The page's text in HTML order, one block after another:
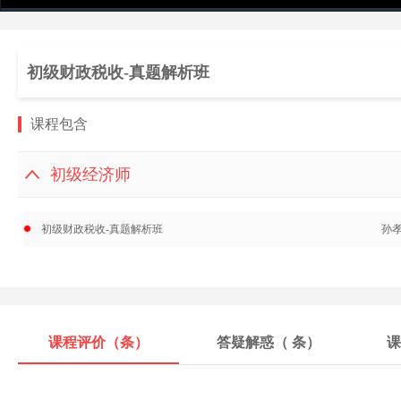
初级财政税收-真题解析班
课程包含
初级经济师
初级财政税收-真题解析班 孙
课程评价（条） 答疑解惑（ 条）